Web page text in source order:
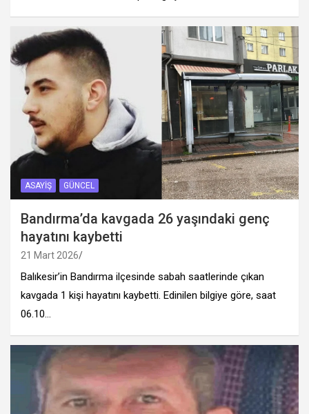
ASAYIŞ GÜNCEL
Bandırma’da kavgada 26 yaşındaki genç
hayatını kaybetti
21 Mart 2026
Balıkesir’in Bandırma ilçesinde sabah saatlerinde çıkan
kavgada 1 kişi hayatını kaybetti. Edinilen bilgiye göre, saat
06.10…